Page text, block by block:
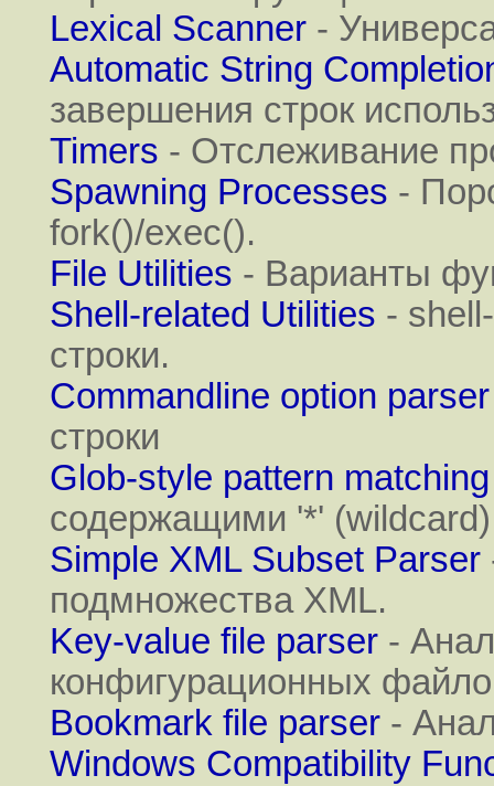
Lexical Scanner -
Automatic String
завершения строк
Timers - Отслеживание
Spawning Processes -
fork()/exec().
File Utilities - Варианты
Shell-related Utilities -
строки.
Commandline option parser
строки
Glob-style pattern matching
содержащими '*'
Simple XML Subset Parser
подмножества XML.
Key-value file parser -
конфигурационных
Bookmark file parser -
Windows Compatibility